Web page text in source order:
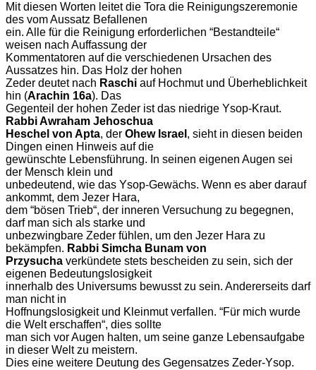
Mit diesen Worten leitet die Tora die Reinigungszeremonie
des vom Aussatz Befallenen
ein. Alle für die Reinigung erforderlichen “Bestandteile“
weisen nach Auffassung der
Kommentatoren auf die verschiedenen Ursachen des
Aussatzes hin. Das Holz der hohen
Zeder deutet nach Raschi auf Hochmut und Überheblichkeit
hin (Arachin 16a). Das
Gegenteil der hohen Zeder ist das niedrige Ysop-Kraut.
Rabbi Awraham Jehoschua
Heschel von Apta, der Ohew Israel , sieht in diesen beiden
Dingen einen Hinweis auf die
gewünschte Lebensführung. In seinen eigenen Augen sei
der Mensch klein und
unbedeutend, wie das Ysop-Gewächs. Wenn es aber darauf
ankommt, dem Jezer Hara,
dem “bösen Trieb“, der inneren Versuchung zu begegnen,
darf man sich als starke und
unbezwingbare Zeder fühlen, um den Jezer Hara zu
bekämpfen. Rabbi Simcha Bunam von
Przysucha verkündete stets bescheiden zu sein, sich der
eigenen Bedeutungslosigkeit
innerhalb des Universums bewusst zu sein. Andererseits darf
man nicht in
Hoffnungslosigkeit und Kleinmut verfallen. “Für mich wurde
die Welt erschaffen“, dies sollte
man sich vor Augen halten, um seine ganze Lebensaufgabe
in dieser Welt zu meistern.
Dies eine weitere Deutung des Gegensatzes Zeder-Ysop.